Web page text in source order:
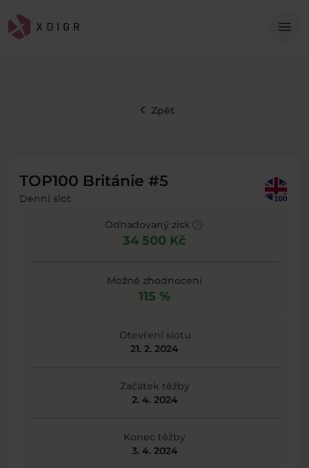
menu
keyboard_arrow_left Zpět
TOP100 Británie #5
Denní slot
Odhadovaný zisk
34 500 Kč
Možné zhodnocení
115 %
Otevření slotu
21. 2. 2024
Začátek těžby
2. 4. 2024
Konec těžby
3. 4. 2024